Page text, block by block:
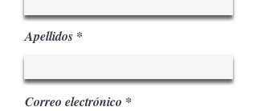
Apellidos
Correo electrónico